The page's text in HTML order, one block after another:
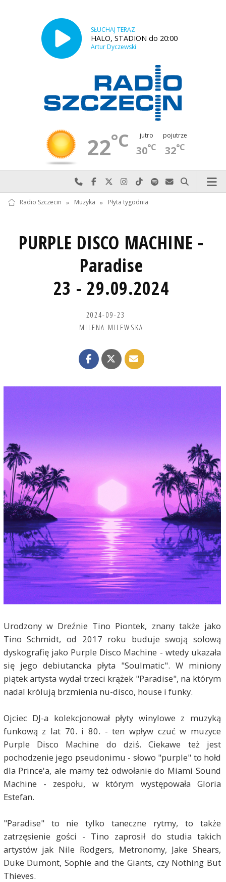
SŁUCHAJ TERAZ
HALO, STADION do 20:00
Artur Dyczewski
22°C jutro
30°C
pojutrze
32°C
Najlepiej po prostu do nas zadzwoń
Odwiedź nas na Facebook-u
Odwiedź nas na X
Odwiedź nas na Instagram-ie
Odwiedź nas na TikTok-u
Szukaj nas na Spotify
Wyślij do nas
Szukaj
Radio Szczecin » Muzyka » Płyta tygodnia
PURPLE DISCO MACHINE -
Paradise
23 - 29.09.2024
2024-09-23
MILENA MILEWSKA
Urodzony w Dreźnie Tino Piontek, znany także jako
Tino Schmidt, od 2017 roku buduje swoją solową
dyskografię jako Purple Disco Machine - wtedy ukazała
się jego debiutancka płyta "Soulmatic". W miniony
piątek artysta wydał trzeci krążek "Paradise", na którym
nadal królują brzmienia nu-disco, house i funky.
Ojciec DJ-a kolekcjonował płyty winylowe z muzyką
funkową z lat 70. i 80. - ten wpływ czuć w muzyce
Purple Disco Machine do dziś. Ciekawe też jest
pochodzenie jego pseudonimu - słowo "purple" to hołd
dla Prince'a, ale mamy też odwołanie do Miami Sound
Machine - zespołu, w którym występowała Gloria
Estefan.
"Paradise" to nie tylko taneczne rytmy, to także
zatrzęsienie gości - Tino zaprosił do studia takich
artystów jak Nile Rodgers, Metronomy, Jake Shears,
Duke Dumont, Sophie and the Giants, czy Nothing But
Thieves.